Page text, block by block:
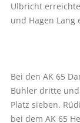
Ulbricht
und Hagen Lang
Bei den AK 65
Bühler dritte
Platz sieben.
bei dem AK 65